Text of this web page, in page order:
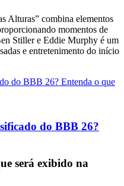
Alturas” combina elementos
momentos de
Stiller e Eddie Murphy é um
e entretenimento do início
do BBB 26?
será exibido na